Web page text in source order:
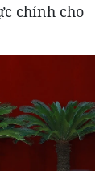
chính cho